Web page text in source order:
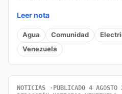
Leer nota
Agua Comunidad
Venezuela
NOTICIAS PUBLICADO 4 AGOSTO